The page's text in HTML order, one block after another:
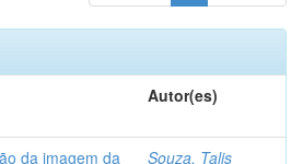
Autor(es)
da imagem da
Souza, Talis